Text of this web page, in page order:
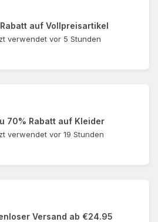
auf Vollpreisartikel
verwendet vor 5 Stunden
70% Rabatt auf Kleider
verwendet vor 19 Stunden
Versand ab €24.95